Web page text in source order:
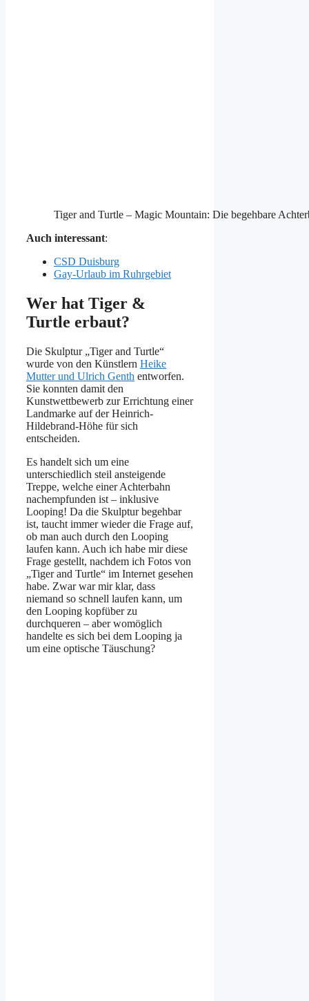
Tiger and Turtle – Magic Mountain: Die begehbare
Auch interessant:
CSD Duisburg
Gay-Urlaub im Ruhrgebiet
Wer hat Tiger &
Turtle erbaut?
Die Skulptur „Tiger and Turtle“
wurde von den Künstlern Heike
Mutter und Ulrich Genth entworfen.
Sie konnten damit den
Kunstwettbewerb zur Errichtung einer
Landmarke auf der Heinrich-
Hildebrand-Höhe für sich
entscheiden.
Es handelt sich um eine
unterschiedlich steil ansteigende
Treppe, welche einer Achterbahn
nachempfunden ist – inklusive
Looping! Da die Skulptur begehbar
ist, taucht immer wieder die Frage auf,
ob man auch durch den Looping
laufen kann. Auch ich habe mir diese
Frage gestellt, nachdem ich Fotos von
„Tiger and Turtle“ im Internet gesehen
habe. Zwar war mir klar, dass
niemand so schnell laufen kann, um
den Looping kopfüber zu
durchqueren – aber womöglich
handelte es sich bei dem Looping ja
um eine optische Täuschung?